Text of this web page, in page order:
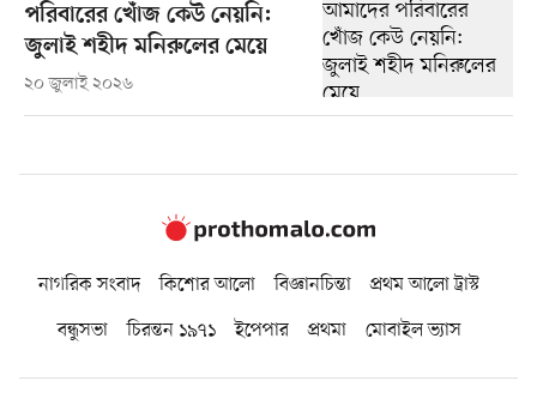
পরিবারের খোঁজ কেউ নেয়নি:
জুলাই শহীদ মনিরুলের মেয়ে
২০ জুলাই ২০২৬
নাগরিক সংবাদ কিশোর আলো বিজ্ঞানচিন্তা
প্রথম আলো ট্রাস্ট
বন্ধুসভা
চিরন্তন ১৯৭১ ইপেপার প্রথমা মোবাইল ভ্যাস